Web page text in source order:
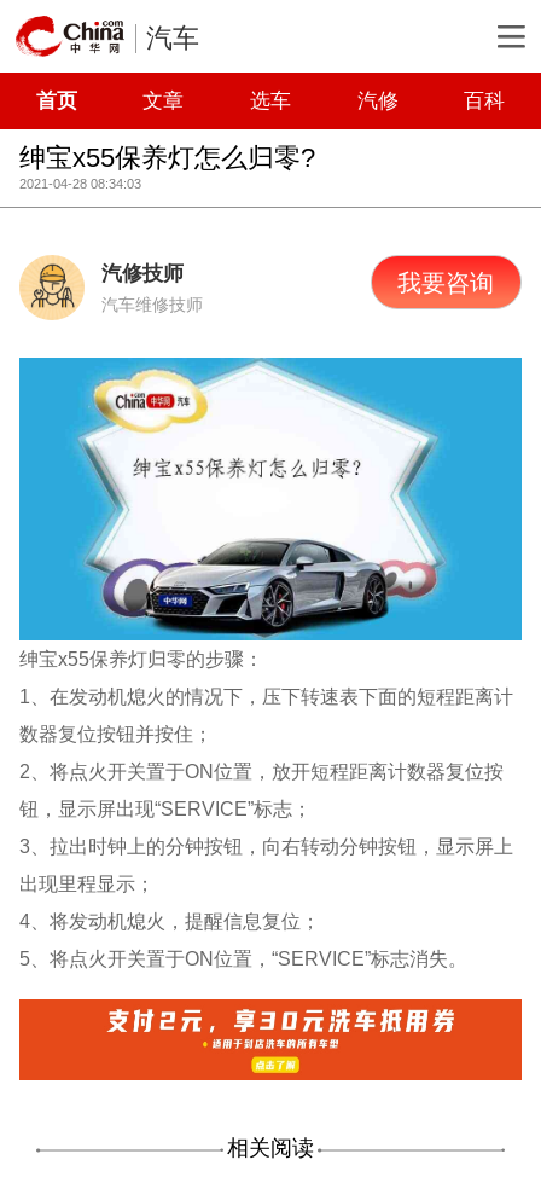
汽车
首页 文章 选车 汽修 百科
绅宝x55保养灯怎么归零?
2021-04-28 08:34:03
汽修技师
汽车维修技师
我要咨询
绅宝x55保养灯归零的步骤：
1、在发动机熄火的情况下，压下转速表下面的短程距离计
数器复位按钮并按住；
2、将点火开关置于ON位置，放开短程距离计数器复位按
钮，显示屏出现“SERVICE”标志；
3、拉出时钟上的分钟按钮，向右转动分钟按钮，显示屏上
出现里程显示；
4、将发动机熄火，提醒信息复位；
5、将点火开关置于ON位置，“SERVICE”标志消失。
相关阅读